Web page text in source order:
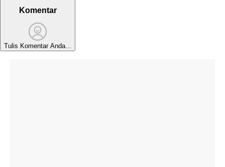
Komentar
Tulis Komentar Anda...